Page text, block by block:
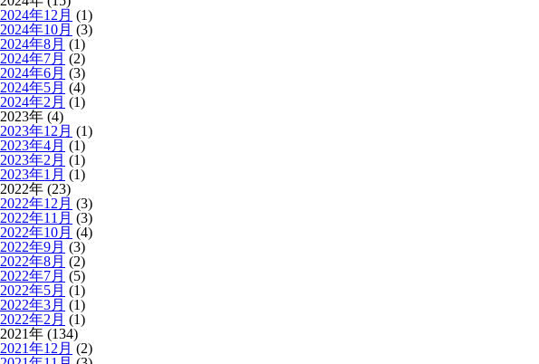
2024年12月 (1)
2024年10月 (3)
2024年8月 (1)
2024年7月 (2)
2024年6月 (3)
2024年5月 (4)
2024年2月 (1)
2023年 (4)
2023年12月 (1)
2023年4月 (1)
2023年2月 (1)
2023年1月 (1)
2022年 (23)
2022年12月 (3)
2022年11月 (3)
2022年10月 (4)
2022年9月 (3)
2022年8月 (2)
2022年7月 (5)
2022年5月 (1)
2022年3月 (1)
2022年2月 (1)
2021年 (134)
2021年12月 (2)